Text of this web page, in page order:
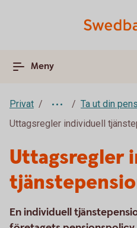
Meny
Privat
Ta ut din
Uttagsregler individuell
Uttagsregler
En individuell